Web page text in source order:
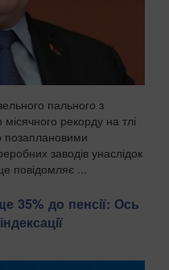
пального з
місячного рекорду на тлі
позаплановими
заводів унаслідок
повідомляє ...
35% до пенсії: Ось